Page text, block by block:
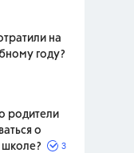
на
году?
родители
о
школе?
3